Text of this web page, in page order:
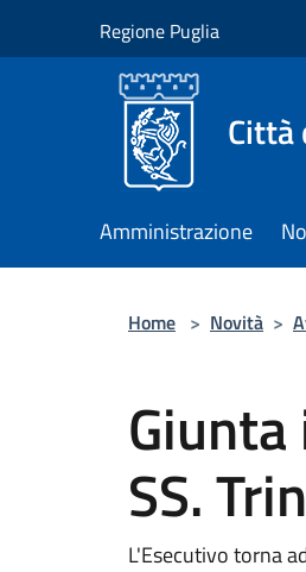
Regione Puglia
Città
Amministrazione
Home > Novità >
SS.
L'Esecutivo torna